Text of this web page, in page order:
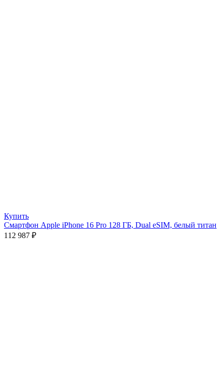
Купить
Смартфон Apple iPhone 16 Pro 128 ГБ, Dual eSIM, белый титан
112 987 ₽